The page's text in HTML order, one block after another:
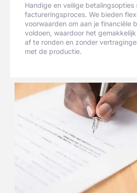
Handige en veilige betalingsopties
factureringsproces. We bieden
voorwaarden om aan je financiële
voldoen, waardoor het
af te ronden en zonder
met de productie.